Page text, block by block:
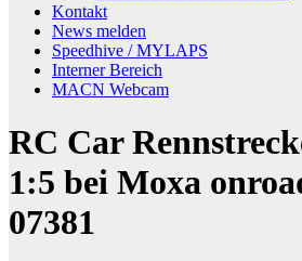
Kontakt
News melden
Speedhive / MYLAPS
Interner Bereich
MACN Webcam
RC Car
1:5 bei Moxa
07381